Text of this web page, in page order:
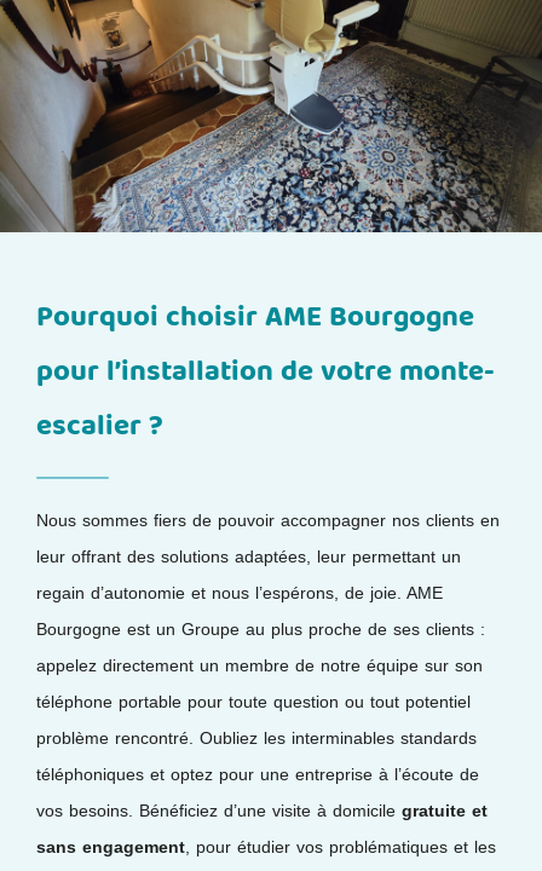
Pourquoi choisir AME Bourgogne
pour l’installation de votre monte-
escalier ?
Nous sommes fiers de pouvoir accompagner nos clients en
leur offrant des solutions adaptées, leur permettant un
regain d’autonomie et nous l’espérons, de joie. AME
Bourgogne est un Groupe au plus proche de ses clients :
appelez directement un membre de notre équipe sur son
téléphone portable pour toute question ou tout potentiel
problème rencontré. Oubliez les interminables standards
téléphoniques et optez pour une entreprise à l’écoute de
vos besoins. Bénéficiez d’une visite à domicile gratuite et
sans engagement , pour étudier vos problématiques et les